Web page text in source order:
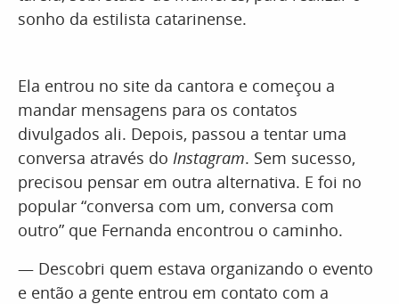
sonho da estilista catarinense.
Ela entrou no site da cantora e começou a
mandar mensagens para os contatos
divulgados ali. Depois, passou a tentar uma
conversa através do Instagram. Sem sucesso,
precisou pensar em outra alternativa. E foi no
popular “conversa com um, conversa com
outro” que Fernanda encontrou o caminho.
— Descobri quem estava organizando o evento
e então a gente entrou em contato com a